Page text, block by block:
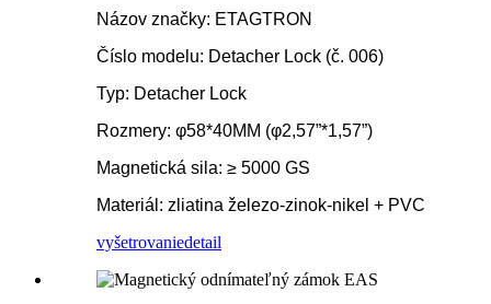
Názov značky: ETAGTRON
Číslo modelu: Detacher Lock (č. 006)
Typ: Detacher Lock
Rozmery: φ58*40MM (φ2,57”*1,57”)
Magnetická sila: ≥ 5000 GS
Materiál: zliatina železo-zinok-nikel + PVC
vyšetrovaniedetail